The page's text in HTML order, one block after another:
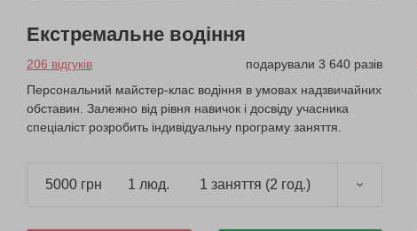
Екстремальне водіння
206 відгуків
подарували 3 640 разів
Персональний майстер-клас водіння в умовах надзвичайних
обставин. Залежно від рівня навичок і досвіду учасника
спеціаліст розробить індивідуальну програму заняття.
5000 грн 1 люд. 1 заняття (2 год.)